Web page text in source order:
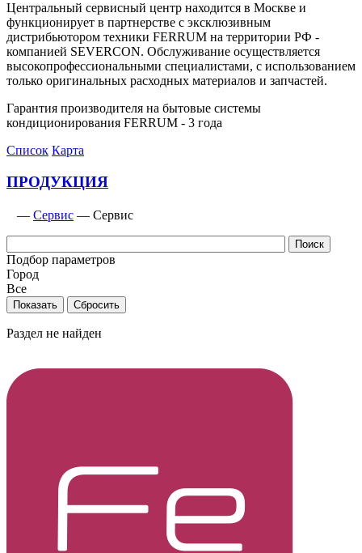
Центральный сервисный центр находится в Москве и
функционирует в партнерстве с эксклюзивным
дистрибьютором техники FERRUM на территории РФ -
компанией SEVERCON. Обслуживание осуществляется
высокопрофессиональными специалистами, с использованием
только оригинальных расходных материалов и запчастей.
Гарантия производителя на бытовые системы
кондиционирования FERRUM - 3 года
Список Карта
ПРОДУКЦИЯ
— Сервис — Сервис
Подбор параметров
Город
Все
Раздел не найден